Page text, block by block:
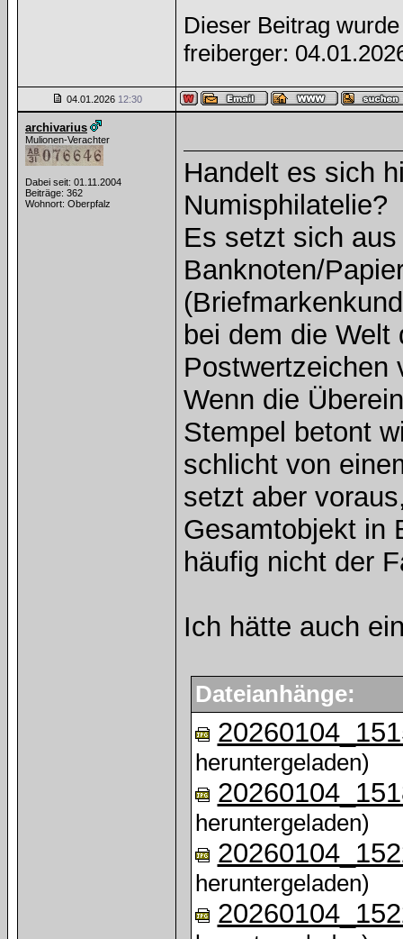
Dieser Beitrag
freiberger:
04.01.2026 12:30
archivarius
Mulionen-Verachter
Dabei seit: 01.11.2004
Beiträge: 362
Wohnort: Oberpfalz
Handelt es sich
Numisphilatelie?
Es setzt sich
Banknoten/
bei dem die
Postwertzeichen
Wenn die
Stempel betont
schlicht von
setzt aber
Gesamtobjekt in
häufig nicht der
Ich hätte auch
Dateianhänge:
heruntergeladen)
heruntergeladen)
heruntergeladen)